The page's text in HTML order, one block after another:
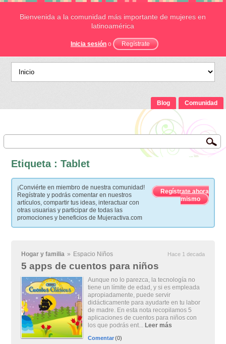
Bienvenida a la comunidad más importante de mujeres en
latinoamérica
Inicia sesión o Regístrate
Blog Comunidad
Etiqueta : Tablet
¡Conviérte en miembro de nuestra comunidad!
Regístrate y podrás comentar en nuestros
artículos, compartir tus ideas, interactuar con
otras usuarias y participar de todas las
promociones y beneficios de Mujeractiva.com
Regístrate ahora
mismo
Hogar y familia » Espacio Niños Hace 1 decada
5 apps de cuentos para niños
Aunque no lo parezca, la tecnología no
tiene un límite de edad, y si es empleada
apropiadamente, puede servir
didácticamente para ayudarte en tu labor
de madre. En esta nota recopilamos 5
aplicaciones de cuentos para niños con
los que podrás ent... Leer más
Comentar(0)